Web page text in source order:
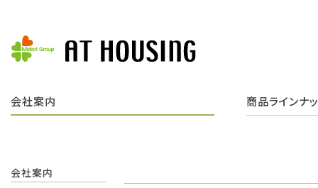
会社案内 商品ラインナ
会社案内